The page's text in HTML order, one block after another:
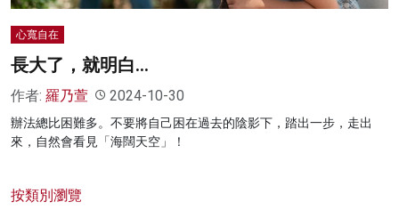
心寬自在
長大了，就明白…
作者: 羅乃萱 2024-10-30
辦法總比困難多。不要將自己困在過去的陰影下，踏出一步，走出
來，自然會看見「海闊天空」！
按類別瀏覽